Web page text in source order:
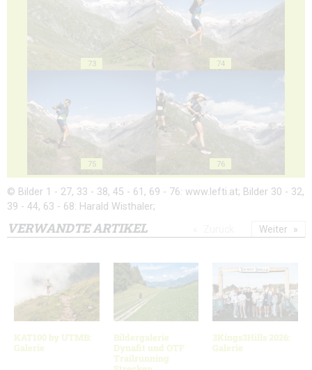
73 74
75 76
© Bilder 1 - 27, 33 - 38, 45 - 61, 69 - 76: www.lefti.at; Bilder 30 - 32,
39 - 44, 63 - 68: Harald Wisthaler;
VERWANDTE ARTIKEL
KAT100 by UTMB:
Galerie
Bildergalerie
Dynafit und OTF
Trailrunning
3Kings3Hills 2026:
Galerie
Weiter